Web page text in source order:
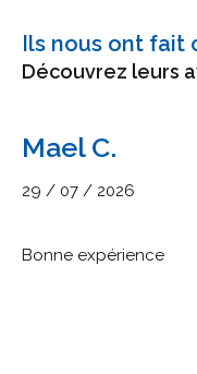
Ils nous ont fait
Découvrez leurs
Mael C.
29 / 07 / 2026
Bonne expérience